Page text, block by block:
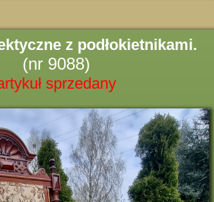
z podłokietnikami.
(nr 9088)
sprzedany